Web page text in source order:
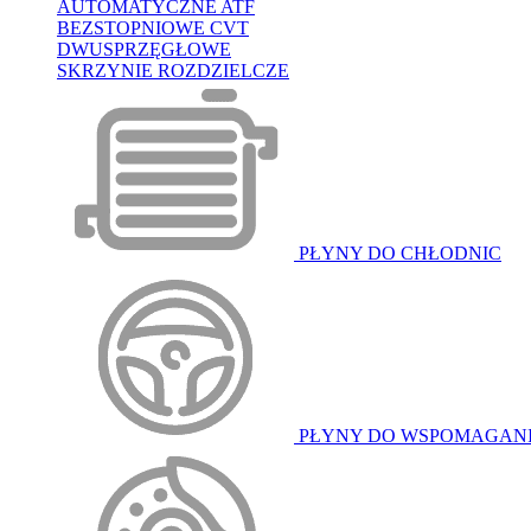
AUTOMATYCZNE ATF
BEZSTOPNIOWE CVT
DWUSPRZĘGŁOWE
SKRZYNIE ROZDZIELCZE
PŁYNY DO CHŁODNIC
PŁYNY DO